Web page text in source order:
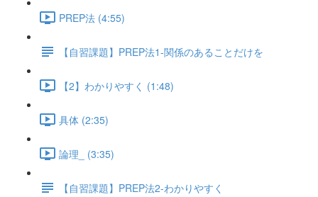
PREP法 (4:55)
【自習課題】PREP法1-関係のあることだけを
【2】わかりやすく (1:48)
具体 (2:35)
論理_ (3:35)
【自習課題】PREP法2-わかりやすく